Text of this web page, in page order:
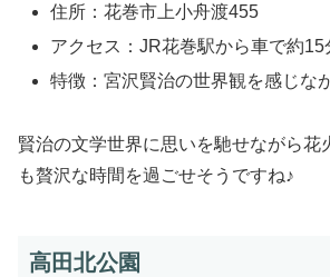
住所：花巻市上小舟渡455
アクセス：JR花巻駅から車で約15
特徴：宮沢賢治の世界観を感じな
賢治の文学世界に思いを馳せながら花
も贅沢な時間を過ごせそうですね♪
高田北公園